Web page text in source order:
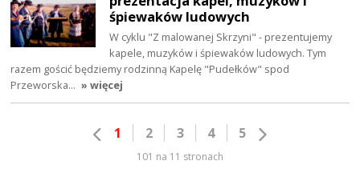
śpiewaków ludowych
W cyklu "Z malowanej Skrzyni" - prezentujemy
kapele, muzyków i śpiewaków ludowych. Tym
razem gościć będziemy rodzinną Kapelę "Pudełków" spod
Przeworska… » więcej
1 2 3 4 5
101 na 11 stronach